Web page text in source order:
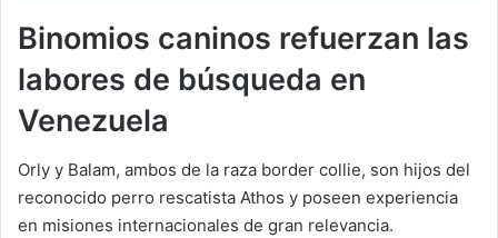
Binomios caninos refuerzan las
labores de búsqueda en
Venezuela
Orly y Balam, ambos de la raza border collie, son hijos del
reconocido perro rescatista Athos y poseen experiencia
en misiones internacionales de gran relevancia.